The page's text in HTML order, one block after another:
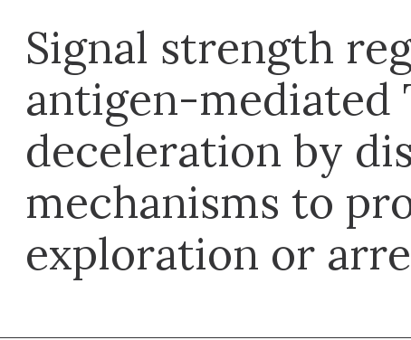
Signal strength
antigen-mediated
deceleration by
mechanisms to
exploration or